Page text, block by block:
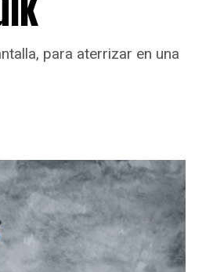
para aterrizar en una